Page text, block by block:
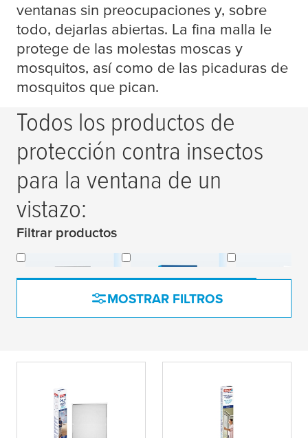
ventanas sin preocupaciones y, sobre
todo, dejarlas abiertas. La fina malla le
protege de las molestas moscas y
mosquitos, así como de las picaduras de
mosquitos que pican.
Todos los productos de
protección contra insectos
para la ventana de un
vistazo:
Filtrar productos
MOSTRAR FILTROS